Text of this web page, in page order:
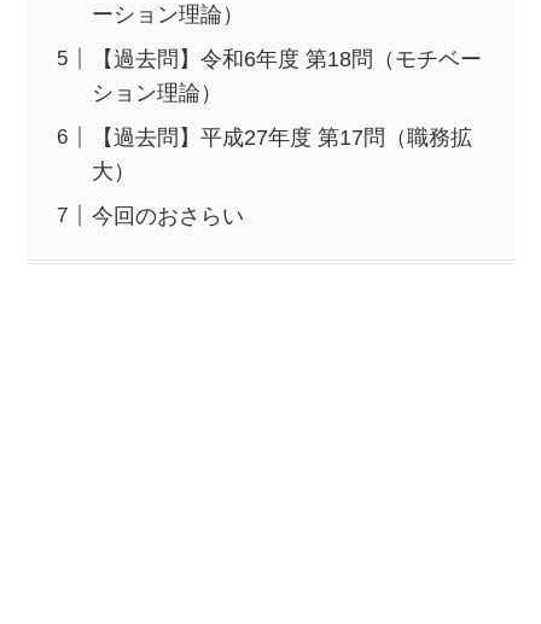
ーション理論）
【過去問】令和6年度 第18問（モチベー
ション理論）
【過去問】平成27年度 第17問（職務拡
大）
今回のおさらい